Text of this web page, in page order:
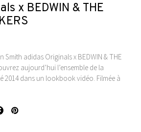
x BEDWIN & THE
Smith adidas Originals x BEDWIN & THE
aujourd’hui l’ensemble de la
2014 dans un lookbook vidéo. Filmée à